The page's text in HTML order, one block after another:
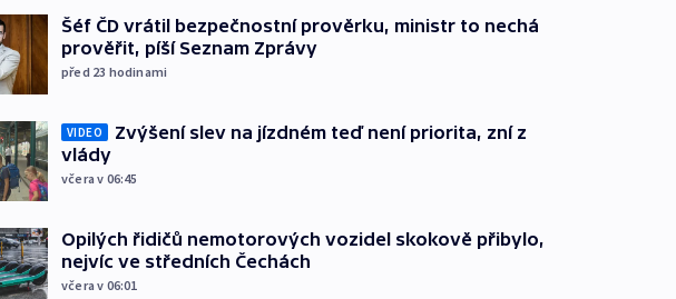
Šéf ČD vrátil bezpečnostní prověrku, ministr to nechá
prověřit, píší Seznam Zprávy
před 23 hodinami
VIDEO
Zvýšení slev na jízdném teď není priorita, zní z
vlády
včera v 06:45
Opilých řidičů nemotorových vozidel skokově přibylo,
nejvíc ve středních Čechách
včera v 06:01